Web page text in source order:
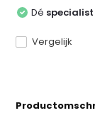
Dé specialist
Vergelijk